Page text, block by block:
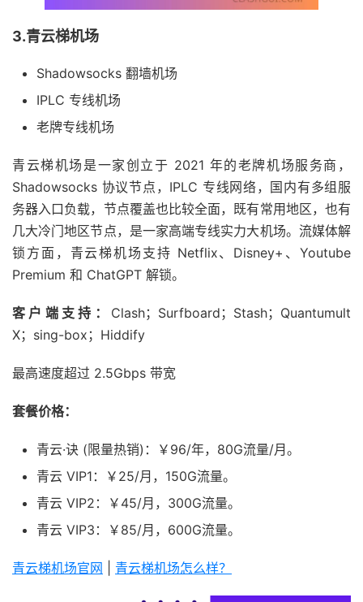
3.青云梯机场
Shadowsocks 翻墙机场
IPLC 专线机场
老牌专线机场
青云梯机场是一家创立于 2021 年的老牌机场服务商，
Shadowsocks 协议节点，IPLC 专线网络，国内有多组服
务器入口负载，节点覆盖也比较全面，既有常用地区，也有
几大冷门地区节点，是一家高端专线实力大机场。流媒体解
锁方面，青云梯机场支持 Netflix、Disney+、Youtube
Premium 和 ChatGPT 解锁。
客户端支持： Clash；Surfboard；Stash；Quantumult
X；sing-box；Hiddify
最高速度超过 2.5Gbps 带宽
套餐价格：
青云·诀 (限量热销)：￥96/年，80G流量/月。
青云 VIP1：￥25/月，150G流量。
青云 VIP2：￥45/月，300G流量。
青云 VIP3：￥85/月，600G流量。
青云梯机场官网 青云梯机场怎么样？